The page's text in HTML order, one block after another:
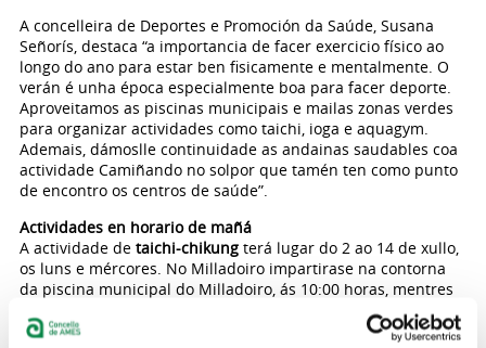
A concelleira de Deportes e Promoción da Saúde, Susana
Señorís, destaca “a importancia de facer exercicio físico ao
longo do ano para estar ben fisicamente e mentalmente. O
verán é unha época especialmente boa para facer deporte.
Aproveitamos as piscinas municipais e mailas zonas verdes
para organizar actividades como taichi, ioga e aquagym.
Ademais, dámoslle continuidade as andainas saudables coa
actividade Camiñando no solpor que tamén ten como punto
de encontro os centros de saúde”.
Actividades en horario de mañá
A actividade de taichi-chikungterá lugar do 2 ao 14 de xullo,
os luns e mércores. No Milladoiro impartirase na contorna
da piscina municipal do Milladoiro, ás 10:00 horas, mentres
que en Bertamiráns será nos xardíns do Pazo da Peregrina
ás 11:30 horas. A duración da actividade será unha hora,